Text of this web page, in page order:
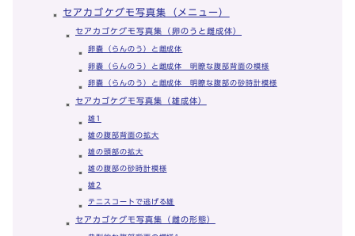
セアカゴケグモ写真集（メニュー）
セアカゴケグモ写真集（卵のうと雌成体）
卵嚢（らんのう）と雌成体
卵嚢（らんのう）と雌成体 明瞭な腹部背面の模様
卵嚢（らんのう）と雌成体 明瞭な腹部の砂時計模様
セアカゴケグモ写真集（雄成体）
雄1
雄の腹部背面の拡大
雄の頭部の拡大
雄の腹部の砂時計模様
雄2
テニスコートで逃げる雄
セアカゴケグモ写真集（雌の形態）